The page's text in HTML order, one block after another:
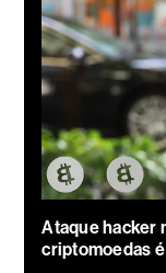
Ataque hacker
criptomoedas